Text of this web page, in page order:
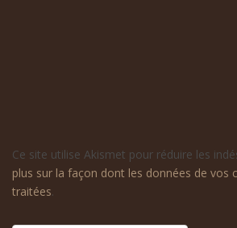
Ce site utilise Akismet pour réduire les
plus sur la façon dont les données de vos
traitées.